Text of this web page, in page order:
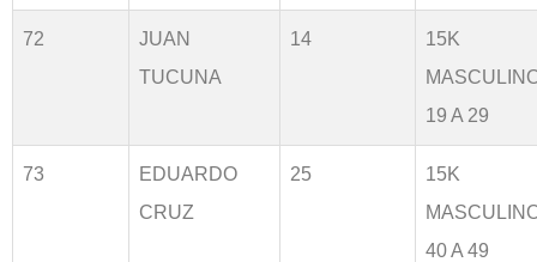
72
JUAN
TUCUNA
14
15K
19 A 29
73
EDUARDO
CRUZ
25
15K
40 A 49